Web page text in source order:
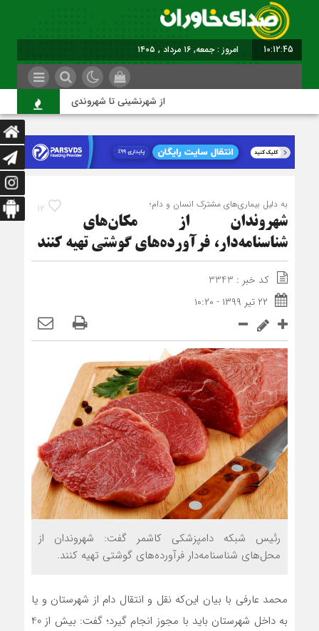
10:12:45 امروز : جمعه, ۱۶ مرداد , ۱۴۰۵
از شهرنشینی تا شهروندی
12 به دلیل بیماری‌های مشترک انسان و دام؛
شهروندان از مکان‌های
شناسنامه‌دار، فرآورده‌های گوشتی تهیه کنند
کد خبر : 3343
۲۲ تیر ۱۳۹۹ - ۱۰:۲۰
رئیس شبکه دامپزشکی کاشمر گفت: شهروندان از
محل‌های شناسنامه‌دار فرآورده‌های گوشتی تهیه کنند.
محمد عارفی با بیان این‌که نقل‌ و انتقال دام از شهرستان و یا
به داخل شهرستان باید با مجوز انجام گیرد؛ گفت: بیش از 40